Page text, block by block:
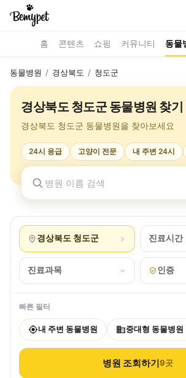
홈 콘텐츠 쇼핑 커뮤니티 동물
동물병원 / 경상북도 / 청도군
경상북도 청도군 동물병원 찾기
경상북도 청도군 동물병원을 찾아보세요
24시 응급 고양이 전문 내 주변 24시
경상북도 청도군 진료시간
진료과목 인증
빠른 필터
내 주변 동물병원 중대형 동물병원
병원 조회하기9곳